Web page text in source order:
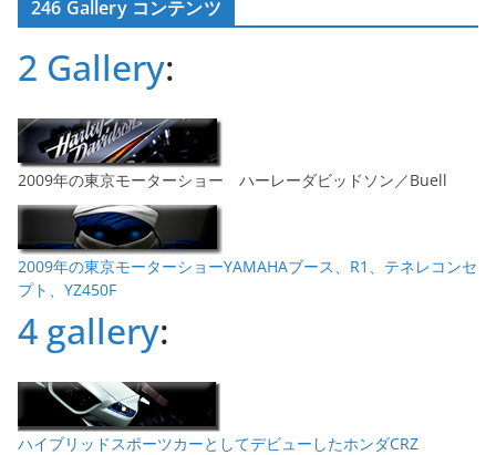
イ246 Gallery コンテンツ
2 Gallery:
2009年の東京モーターショー ハーレーダビッドソン／Buell
2009年の東京モーターショーYAMAHAブース、R1、テネレコンセ
プト、YZ450F
4 gallery:
ハイブリッドスポーツカーとしてデビューしたホンダCRZ